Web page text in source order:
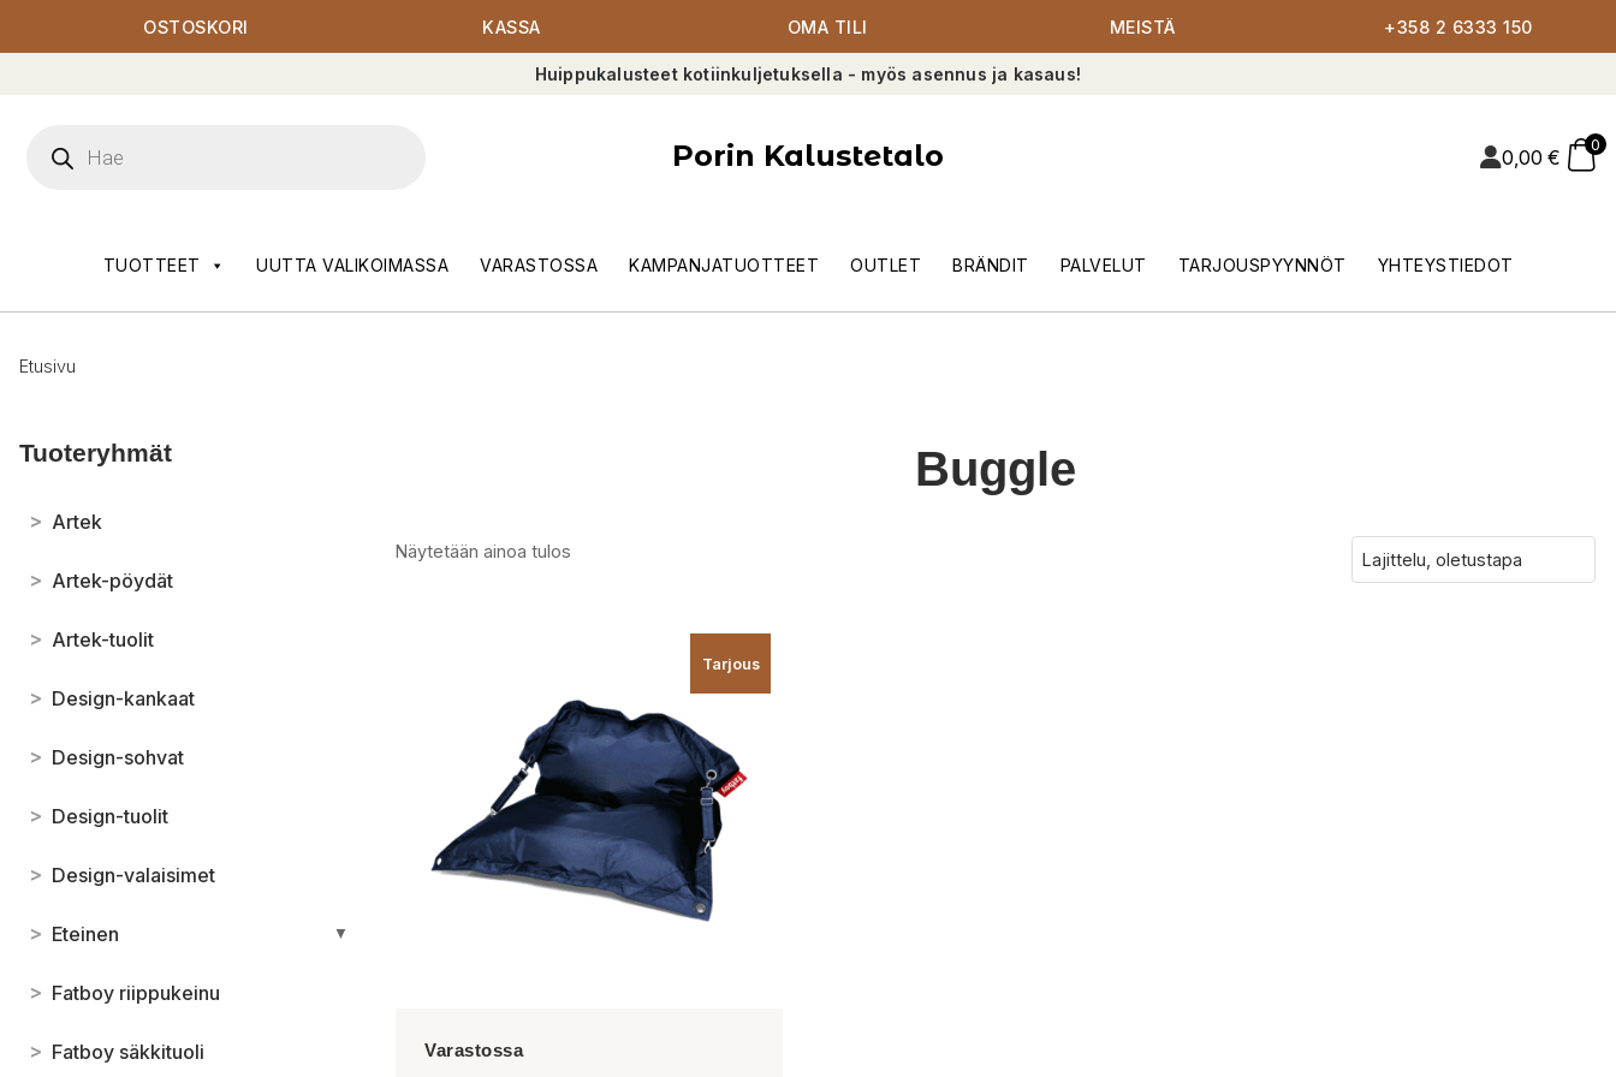
OSTOSKORI KASSA OMA TILI MEISTÄ +358 2 6333 150
Huippukalusteet kotiinkuljetuksella - myös asennus ja kasaus!
search
Porin Kalustetalo 0,00 €
0
TUOTTEET UUTTA VALIKOIMASSA VARASTOSSA KAMPANJATUOTTEET OUTLET BRÄNDIT PALVELUT TARJOUSPYYNNÖT YHTEYSTIEDOT
Etusivu
Tuoteryhmät
> Artek
> Artek-pöydät
> Artek-tuolit
> Design-kankaat
> Design-sohvat
> Design-tuolit
> Design-valaisimet
> Eteinen ▼
> Fatboy riippukeinu
> Fatboy säkkituoli
Buggle
Näytetään ainoa tulos
Tarjous